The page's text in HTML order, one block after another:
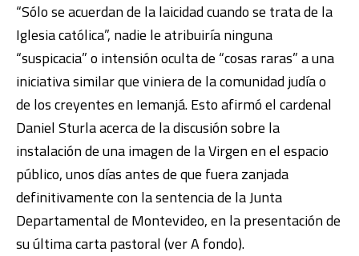
“Sólo se acuerdan de la laicidad cuando se trata de la
Iglesia católica”, nadie le atribuiría ninguna
“suspicacia” o intensión oculta de “cosas raras” a una
iniciativa similar que viniera de la comunidad judía o
de los creyentes en Iemanjá. Esto afirmó el cardenal
Daniel Sturla acerca de la discusión sobre la
instalación de una imagen de la Virgen en el espacio
público, unos días antes de que fuera zanjada
definitivamente con la sentencia de la Junta
Departamental de Montevideo, en la presentación de
su última carta pastoral (ver A fondo).